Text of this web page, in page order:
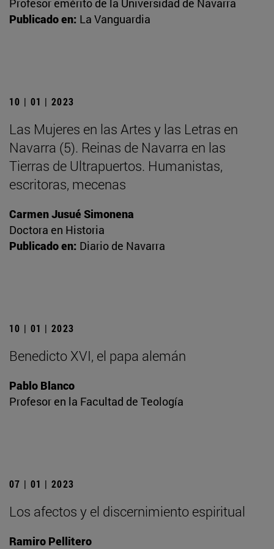
Profesor emérito de la Universidad de Navarra
Publicado en: La Vanguardia
10 | 01 | 2023
Las Mujeres en las Artes y las Letras en
Navarra (5). Reinas de Navarra en las
Tierras de Ultrapuertos. Humanistas,
escritoras, mecenas
Carmen Jusué Simonena
Doctora en Historia
Publicado en: Diario de Navarra
10 | 01 | 2023
Benedicto XVI, el papa alemán
Pablo Blanco
Profesor en la Facultad de Teología
07 | 01 | 2023
Los afectos y el discernimiento espiritual
Ramiro Pellitero